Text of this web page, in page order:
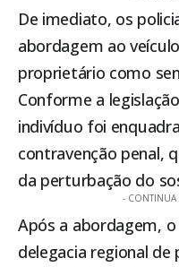
De imediato, os
abordagem ao
proprietário como
Conforme a
indivíduo foi
contravenção penal,
da perturbação do
- CONTINUA
Após a abordagem,
delegacia regional de